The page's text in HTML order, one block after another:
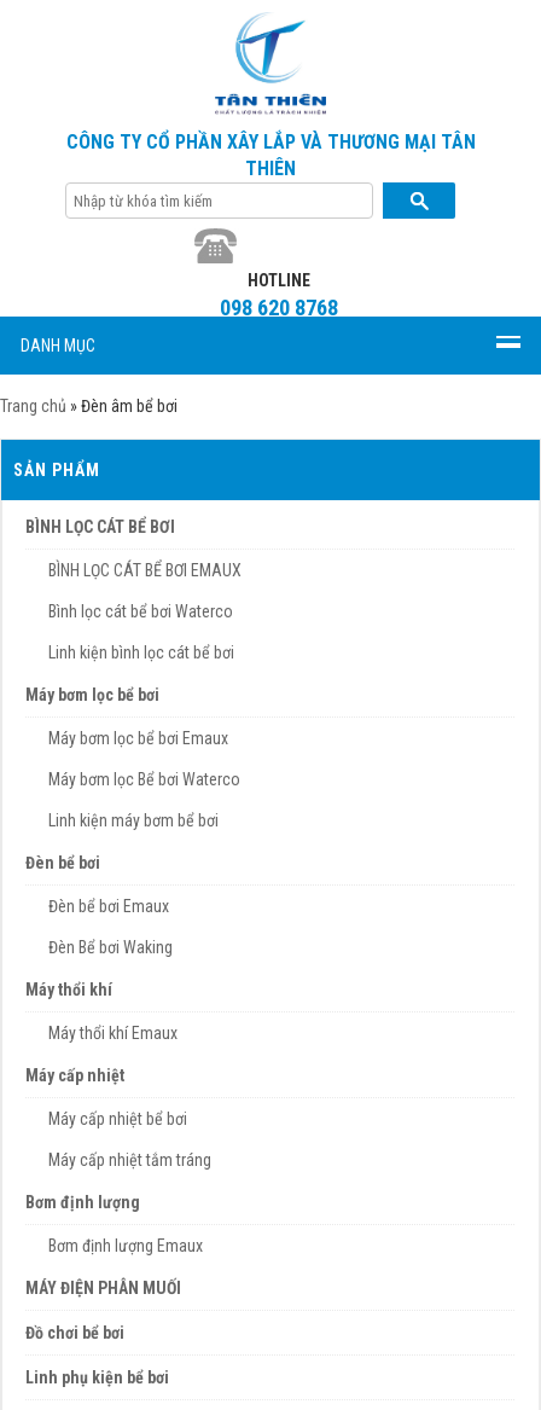
CÔNG TY CỔ PHẦN XÂY LẮP VÀ THƯƠNG MẠI TÂN
THIÊN
HOTLINE
098 620 8768
DANH MỤC
Trang chủ »Đèn âm bể bơi
SẢN PHẨM
BÌNH LỌC CÁT BỂ BƠI
BÌNH LỌC CÁT BỂ BƠI EMAUX
Bình lọc cát bể bơi Waterco
Linh kiện bình lọc cát bể bơi
Máy bơm lọc bể bơi
Máy bơm lọc bể bơi Emaux
Máy bơm lọc Bể bơi Waterco
Linh kiện máy bơm bể bơi
Đèn bể bơi
Đèn bể bơi Emaux
Đèn Bể bơi Waking
Máy thổi khí
Máy thổi khí Emaux
Máy cấp nhiệt
Máy cấp nhiệt bể bơi
Máy cấp nhiệt tắm tráng
Bơm định lượng
Bơm định lượng Emaux
MÁY ĐIỆN PHÂN MUỐI
Đồ chơi bể bơi
Linh phụ kiện bể bơi